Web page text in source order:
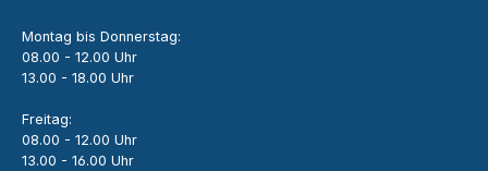
Montag bis Donnerstag:
08.00 - 12.00 Uhr
13.00 - 18.00 Uhr
Freitag:
08.00 - 12.00 Uhr
13.00 - 16.00 Uhr